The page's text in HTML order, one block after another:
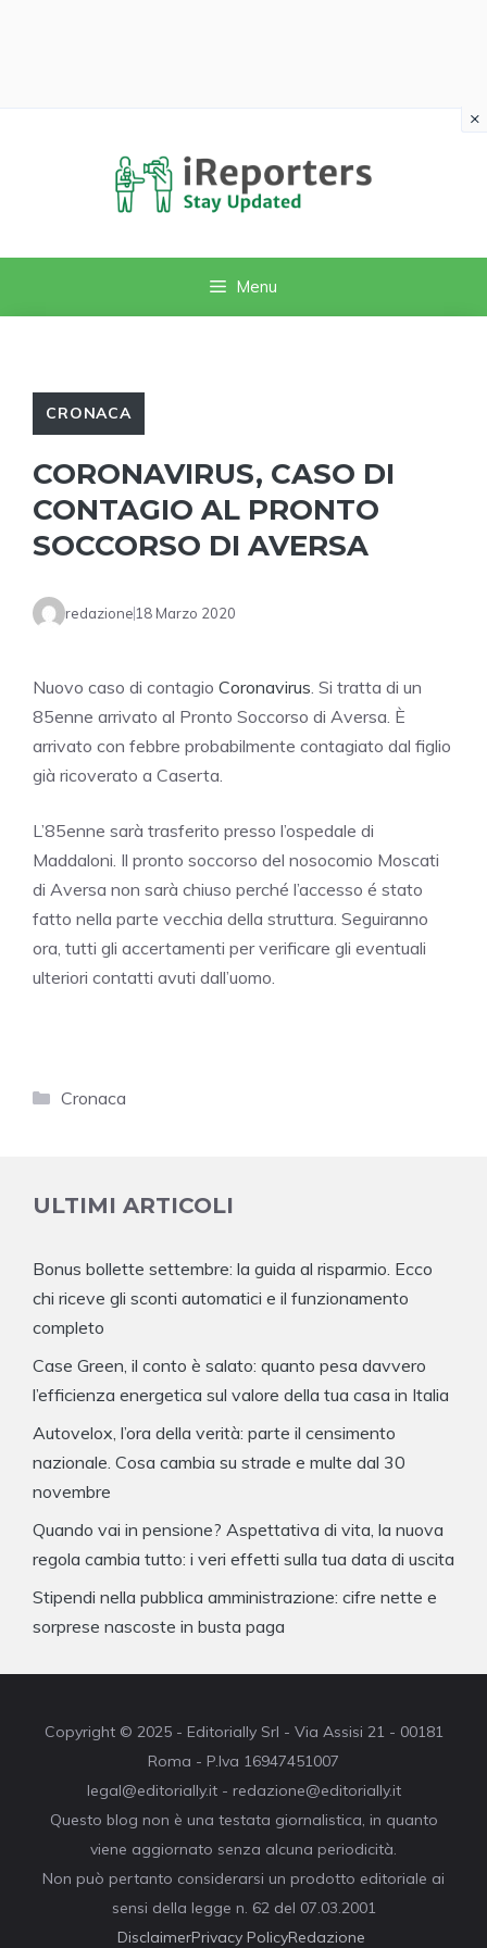
Menu
CRONACA
CORONAVIRUS, CASO DI
CONTAGIO AL PRONTO
SOCCORSO DI AVERSA
redazione 18 Marzo 2020
Nuovo caso di contagio Coronavirus. Si tratta di un
85enne arrivato al Pronto Soccorso di Aversa. È
arrivato con febbre probabilmente contagiato dal figlio
già ricoverato a Caserta.
L’85enne sarà trasferito presso l’ospedale di
Maddaloni. Il pronto soccorso del nosocomio Moscati
di Aversa non sarà chiuso perché l’accesso é stato
fatto nella parte vecchia della struttura. Seguiranno
ora, tutti gli accertamenti per verificare gli eventuali
ulteriori contatti avuti dall’uomo.
Categorie
Cronaca
ULTIMI ARTICOLI
Bonus bollette settembre: la guida al risparmio. Ecco
chi riceve gli sconti automatici e il funzionamento
completo
Case Green, il conto è salato: quanto pesa davvero
l’efficienza energetica sul valore della tua casa in Italia
Autovelox, l’ora della verità: parte il censimento
nazionale. Cosa cambia su strade e multe dal 30
novembre
Quando vai in pensione? Aspettativa di vita, la nuova
regola cambia tutto: i veri effetti sulla tua data di uscita
Stipendi nella pubblica amministrazione: cifre nette e
sorprese nascoste in busta paga
Copyright © 2025 - Editorially Srl - Via Assisi 21 - 00181
Roma - P.Iva 16947451007
legal@editorially.it - redazione@editorially.it
Questo blog non è una testata giornalistica, in quanto
viene aggiornato senza alcuna periodicità.
Non può pertanto considerarsi un prodotto editoriale ai
sensi della legge n. 62 del 07.03.2001
DisclaimerPrivacy PolicyRedazione
×